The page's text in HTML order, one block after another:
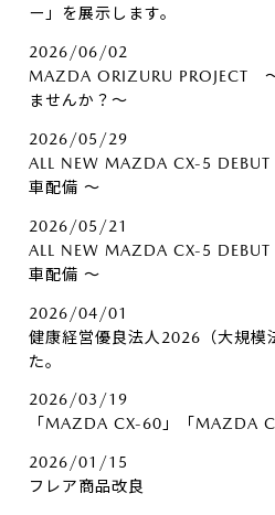
ー」を展示します。
2026/06/02
MAZDA ORIZURU PROJECT
ませんか？～
2026/05/29
ALL NEW MAZDA CX-5
車配備 ～
2026/05/21
ALL NEW MAZDA CX-5
車配備 ～
2026/04/01
健康経営優良法人2026（大規模
た。
2026/03/19
「MAZDA CX-60」「MAZDA
2026/01/15
フレア商品改良